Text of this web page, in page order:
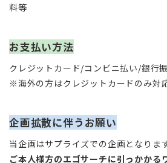
料等
お支払い方法
クレジットカード/コンビニ払い/銀行
※海外の方はクレジットカードのみ対
企画拡散に伴うお願い
当企画はサプライズでの企画となります
ご本人様方のエゴサーチに引っかかる